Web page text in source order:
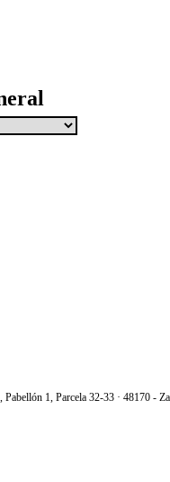
1, Parcela 32-33 · 48170 -